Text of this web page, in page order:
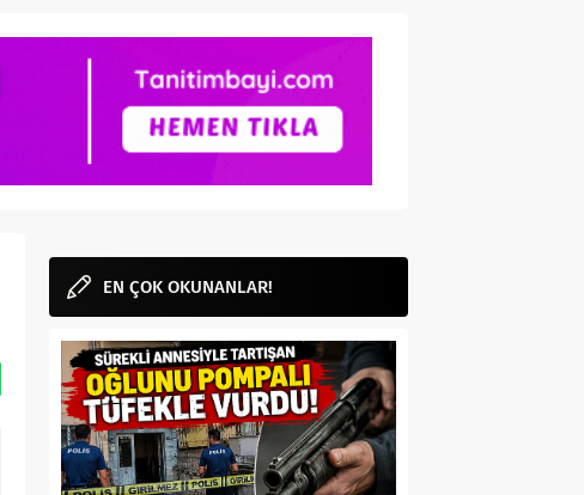
EN ÇOK OKUNANLAR!